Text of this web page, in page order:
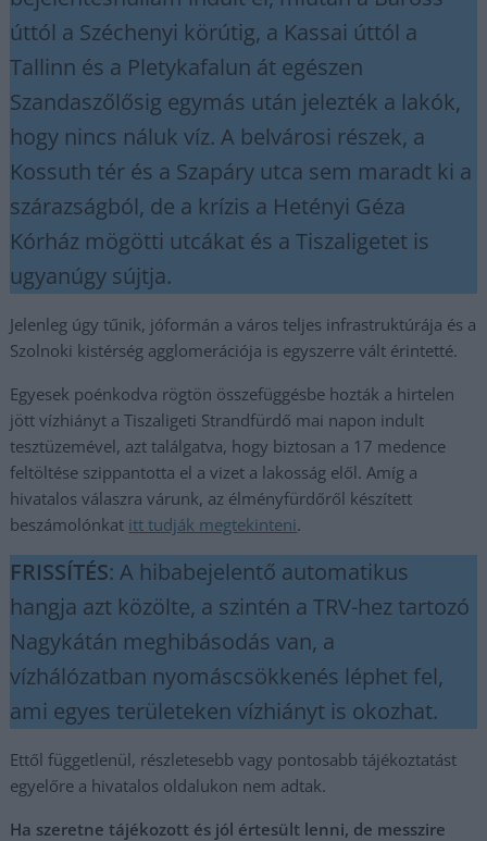
úttól a Széchenyi körútig, a Kassai úttól a
Tallinn és a Pletykafalun át egészen
Szandaszőlősig egymás után jelezték a lakók,
hogy nincs náluk víz. A belvárosi részek, a
Kossuth tér és a Szapáry utca sem maradt ki a
szárazságból, de a krízis a Hetényi Géza
Kórház mögötti utcákat és a Tiszaligetet is
ugyanúgy sújtja.
Jelenleg úgy tűnik, jóformán a város teljes infrastruktúrája és a
Szolnoki kistérség agglomerációja is egyszerre vált érintetté.
Egyesek poénkodva rögtön összefüggésbe hozták a hirtelen
jött vízhiányt a Tiszaligeti Strandfürdő mai napon indult
tesztüzemével, azt találgatva, hogy biztosan a 17 medence
feltöltése szippantotta el a vizet a lakosság elől. Amíg a
hivatalos válaszra várunk, az élményfürdőről készített
beszámolónkat itt tudják megtekinteni.
FRISSÍTÉS: A hibabejelentő automatikus
hangja azt közölte, a szintén a TRV-hez tartozó
Nagykátán meghibásodás van, a
vízhálózatban nyomáscsökkenés léphet fel,
ami egyes területeken vízhiányt is okozhat.
Ettől függetlenül, részletesebb vagy pontosabb tájékoztatást
egyelőre a hivatalos oldalukon nem adtak.
Ha szeretne tájékozott és jól értesült lenni, de messzire